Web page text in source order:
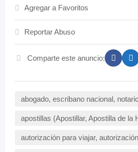
Agregar a Favoritos
Reportar Abuso
Comparte este anuncio:
abogado, escribano nacional,
apostillas (Apostillar, Apostilla de la
autorización para viajar,